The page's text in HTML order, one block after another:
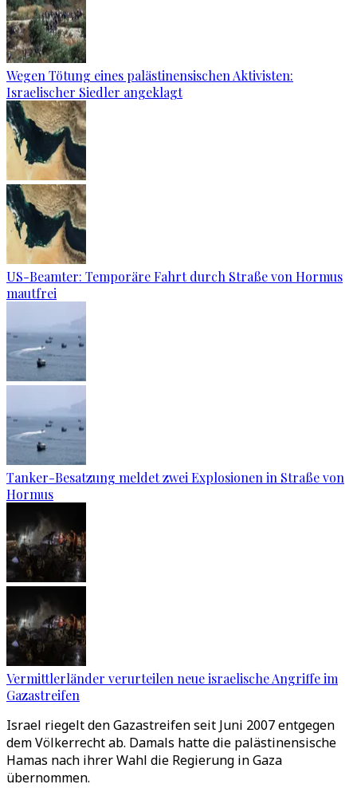
Wegen Tötung eines palästinensischen Aktivisten:
Israelischer Siedler angeklagt
US-Beamter: Temporäre Fahrt durch Straße von Hormus
mautfrei
Tanker-Besatzung meldet zwei Explosionen in Straße von
Hormus
Vermittlerländer verurteilen neue israelische Angriffe im
Gazastreifen
Israel riegelt den Gazastreifen seit Juni 2007 entgegen
dem Völkerrecht ab. Damals hatte die palästinensische
Hamas nach ihrer Wahl die Regierung in Gaza
übernommen.